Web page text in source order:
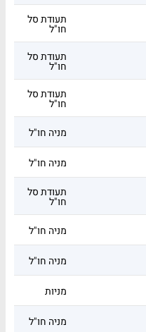
תעודת סל
חו"ל
תעודת סל
חו"ל
תעודת סל
חו"ל
מניה חו"ל
מניה חו"ל
תעודת סל
חו"ל
מניה חו"ל
מניה חו"ל
מניות
מניה חו"ל